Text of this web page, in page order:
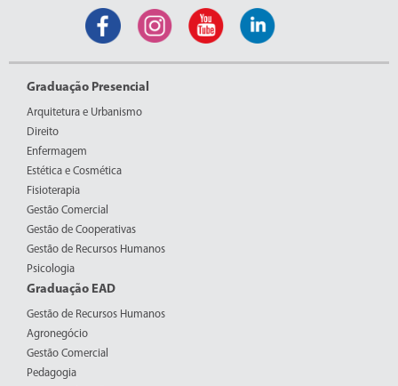
Graduação Presencial
Arquitetura e Urbanismo
Direito
Enfermagem
Estética e Cosmética
Fisioterapia
Gestão Comercial
Gestão de Cooperativas
Gestão de Recursos Humanos
Psicologia
Graduação EAD
Gestão de Recursos Humanos
Agronegócio
Gestão Comercial
Pedagogia